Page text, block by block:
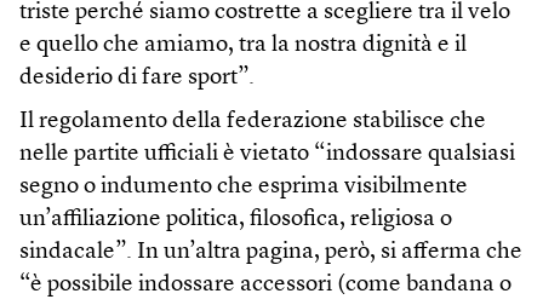
triste perché siamo costrette a scegliere tra il velo
e quello che amiamo, tra la nostra dignità e il
desiderio di fare sport”.
Il regolamento della federazione stabilisce che
nelle partite ufficiali è vietato “indossare qualsiasi
segno o indumento che esprima visibilmente
un’affiliazione politica, filosofica, religiosa o
sindacale”. In un’altra pagina, però, si afferma che
“è possibile indossare accessori (come bandana o